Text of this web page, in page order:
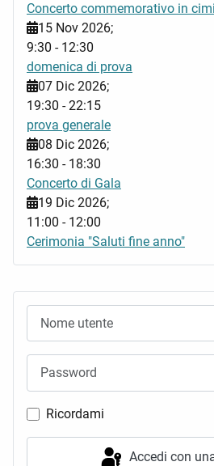
Ricordami
Accedi con
Concerto commemorativo in
15 Nov 2026;
9:30 - 12:30
domenica di prova
07 Dic 2026;
19:30 -22:15
prova generale
08 Dic 2026;
16:30 - 18:30
Concerto di Gala
19 Dic 2026;
11:00 - 12:00
Cerimonia "Saluti fine anno"